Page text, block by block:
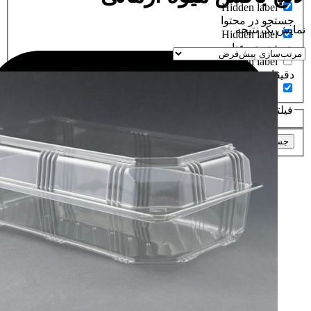
Hidden label
جستجو در محتوا
Hidden label
جستجو در عناوین
Hidden label
دقیقا عین عبارت
فیلتر براساسدسته های محصولات
جستجو
نمایش یک نتیجه